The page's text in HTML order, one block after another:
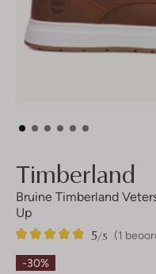
Timberland
Bruine Timberland
Up
(1
5/5
1
5
Sterren
-30%